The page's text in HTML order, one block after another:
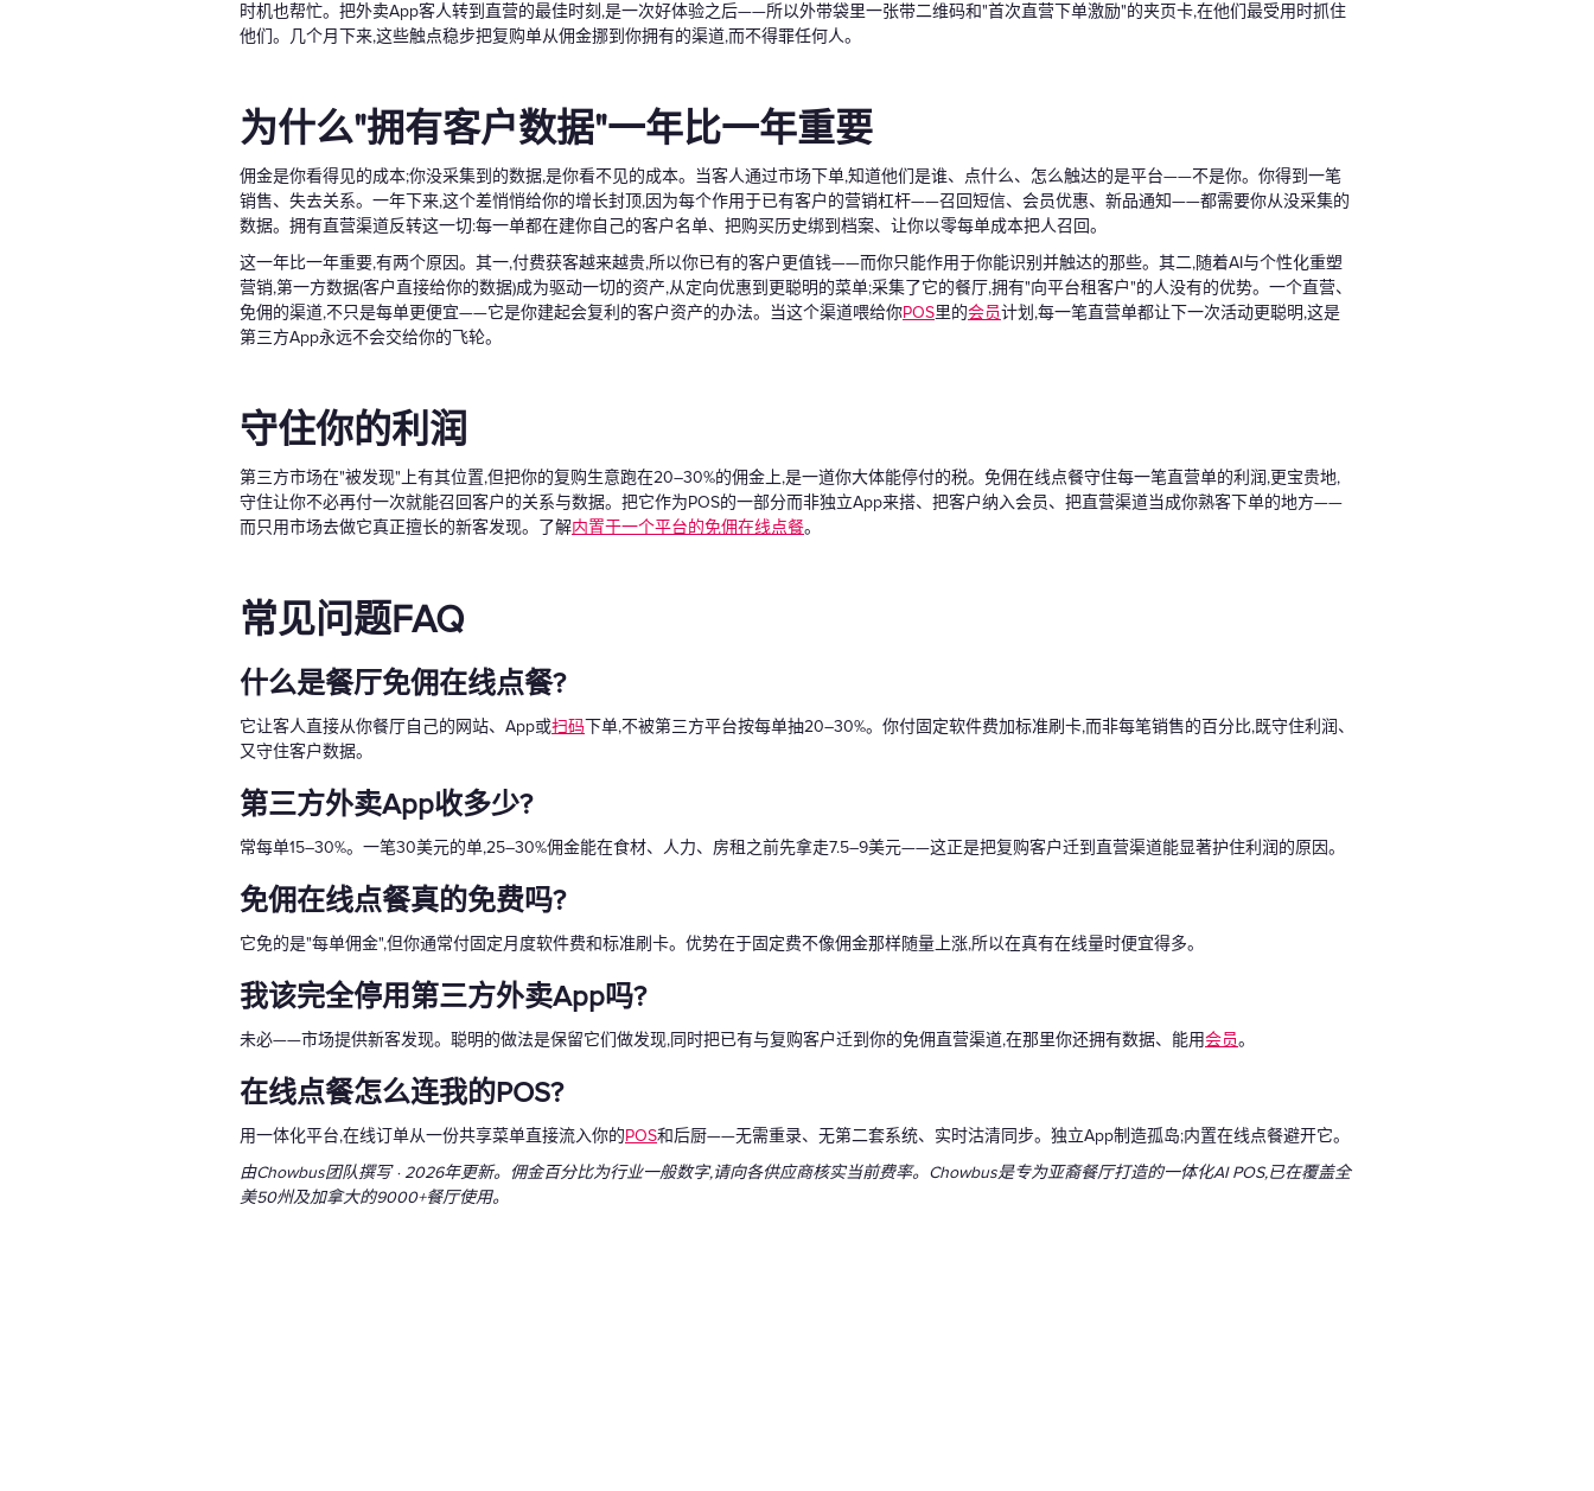
时机也帮忙。把外卖App客人转到直营的最佳时刻,是一次好体验之后——所以外带袋里一张带二维码和"首次直营下单激励"的夹页卡,在他们最受用时抓住
他们。几个月下来,这些触点稳步把复购单从佣金挪到你拥有的渠道,而不得罪任何人。
为什么"拥有客户数据"一年比一年重要
佣金是你看得见的成本;你没采集到的数据,是你看不见的成本。当客人通过市场下单,知道他们是谁、点什么、怎么触达的是平台——不是你。你得到一笔
销售、失去关系。一年下来,这个差悄悄给你的增长封顶,因为每个作用于已有客户的营销杠杆——召回短信、会员优惠、新品通知——都需要你从没采集的
数据。拥有直营渠道反转这一切:每一单都在建你自己的客户名单、把购买历史绑到档案、让你以零每单成本把人召回。
这一年比一年重要,有两个原因。其一,付费获客越来越贵,所以你已有的客户更值钱——而你只能作用于你能识别并触达的那些。其二,随着AI与个性化重塑
营销,第一方数据(客户直接给你的数据)成为驱动一切的资产,从定向优惠到更聪明的菜单;采集了它的餐厅,拥有"向平台租客户"的人没有的优势。一个直营、
免佣的渠道,不只是每单更便宜——它是你建起会复利的客户资产的办法。当这个渠道喂给你POS里的会员计划,每一笔直营单都让下一次活动更聪明,这是
第三方App永远不会交给你的飞轮。
守住你的利润
第三方市场在"被发现"上有其位置,但把你的复购生意跑在20–30%的佣金上,是一道你大体能停付的税。免佣在线点餐守住每一笔直营单的利润,更宝贵地,
守住让你不必再付一次就能召回客户的关系与数据。把它作为POS的一部分而非独立App来搭、把客户纳入会员、把直营渠道当成你熟客下单的地方——
而只用市场去做它真正擅长的新客发现。了解内置于一个平台的免佣在线点餐。
常见问题FAQ
什么是餐厅免佣在线点餐?
它让客人直接从你餐厅自己的网站、App或扫码下单,不被第三方平台按每单抽20–30%。你付固定软件费加标准刷卡,而非每笔销售的百分比,既守住利润、
又守住客户数据。
第三方外卖App收多少?
常每单15–30%。一笔30美元的单,25–30%佣金能在食材、人力、房租之前先拿走7.5–9美元——这正是把复购客户迁到直营渠道能显著护住利润的原因。
免佣在线点餐真的免费吗?
它免的是"每单佣金",但你通常付固定月度软件费和标准刷卡。优势在于固定费不像佣金那样随量上涨,所以在真有在线量时便宜得多。
我该完全停用第三方外卖App吗?
未必——市场提供新客发现。聪明的做法是保留它们做发现,同时把已有与复购客户迁到你的免佣直营渠道,在那里你还拥有数据、能用会员。
在线点餐怎么连我的POS?
用一体化平台,在线订单从一份共享菜单直接流入你的POS和后厨——无需重录、无第二套系统、实时沽清同步。独立App制造孤岛;内置在线点餐避开它。
由Chowbus团队撰写 · 2026年更新。佣金百分比为行业一般数字,请向各供应商核实当前费率。Chowbus是专为亚裔餐厅打造的一体化AI POS,已在覆盖全
美50州及加拿大的9000+餐厅使用。